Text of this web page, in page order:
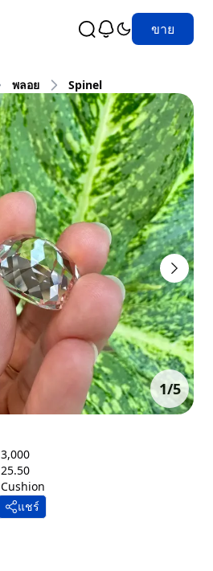
ขาย
พลอย Spinel
1/5
3,000
25.50
Cushion
แชร์